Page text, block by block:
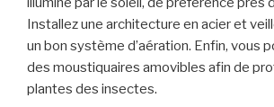
Installez une architecture en acier et
un bon système d’aération. Enfin, vous
des moustiquaires amovibles afin de
plantes des insectes.